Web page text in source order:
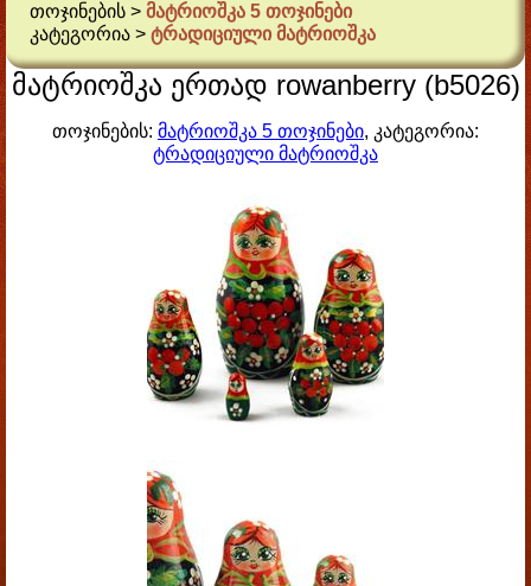
თოჯინების > მატრიოშკა 5 თოჯინები
კატეგორია > ტრადიციული მატრიოშკა
მატრიოშკა ერთად rowanberry (b5026)
თოჯინების: მატრიოშკა 5 თოჯინები, კატეგორია:
ტრადიციული მატრიოშკა